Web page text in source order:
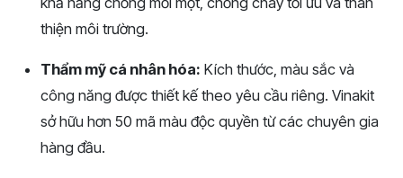
thiện môi trường.
Thẩm mỹ cá nhân hóa: Kích thước, màu sắc và
công năng được thiết kế theo yêu cầu riêng. Vinakit
sở hữu hơn 50 mã màu độc quyền từ các chuyên gia
hàng đầu.